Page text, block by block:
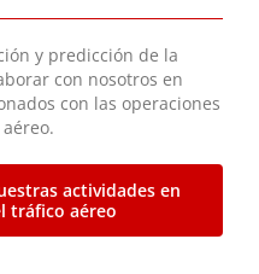
y predicción de la
con nosotros en
con las operaciones
actividades en
tráfico aéreo